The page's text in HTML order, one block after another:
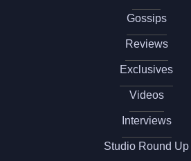
Gossips
Reviews
Exclusives
Videos
Interviews
Studio Round Up